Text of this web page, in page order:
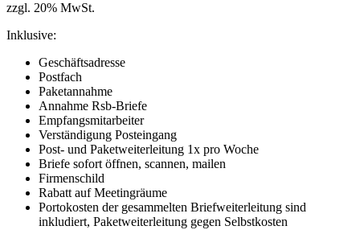
zzgl. 20% MwSt.
Inklusive:
Geschäftsadresse
Postfach
Paketannahme
Annahme Rsb-Briefe
Empfangsmitarbeiter
Verständigung Posteingang
Post- und Paketweiterleitung 1x pro Woche
Briefe sofort öffnen, scannen, mailen
Firmenschild
Rabatt auf Meetingräume
Portokosten der gesammelten Briefweiterleitung sind
inkludiert, Paketweiterleitung gegen Selbstkosten